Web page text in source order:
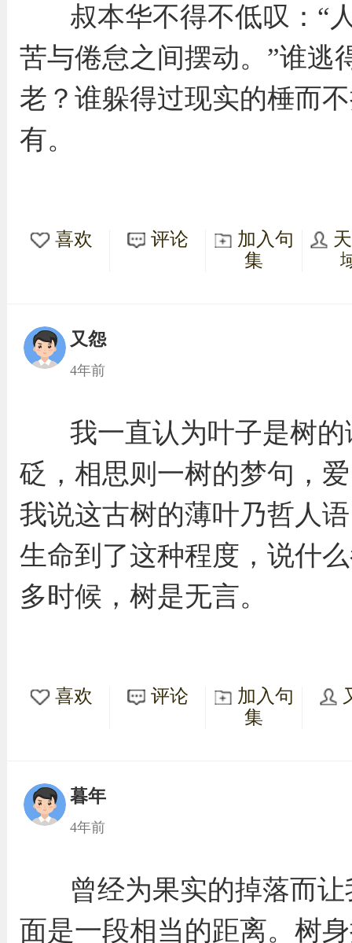
叔本华不得不低叹：“
苦与倦怠之间摆动。”谁逃
老？谁躲得过现实的棰而
有。
喜欢 评论
加入句
集
又怨
4年前
我一直认为叶子是树
砭，相思则一树的梦句，
我说这古树的薄叶乃哲人
生命到了这种程度，说什
多时候，树是无言。
喜欢 评论
加入句
集
暮年
4年前
曾经为果实的掉落而
面是一段相当的距离。树